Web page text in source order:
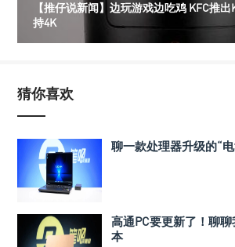
【推仔说新闻】边玩游戏边吃鸡 KFC推
持4K
猜你喜欢
聊一款处理器升级的“
高通PC要更新了！聊
本